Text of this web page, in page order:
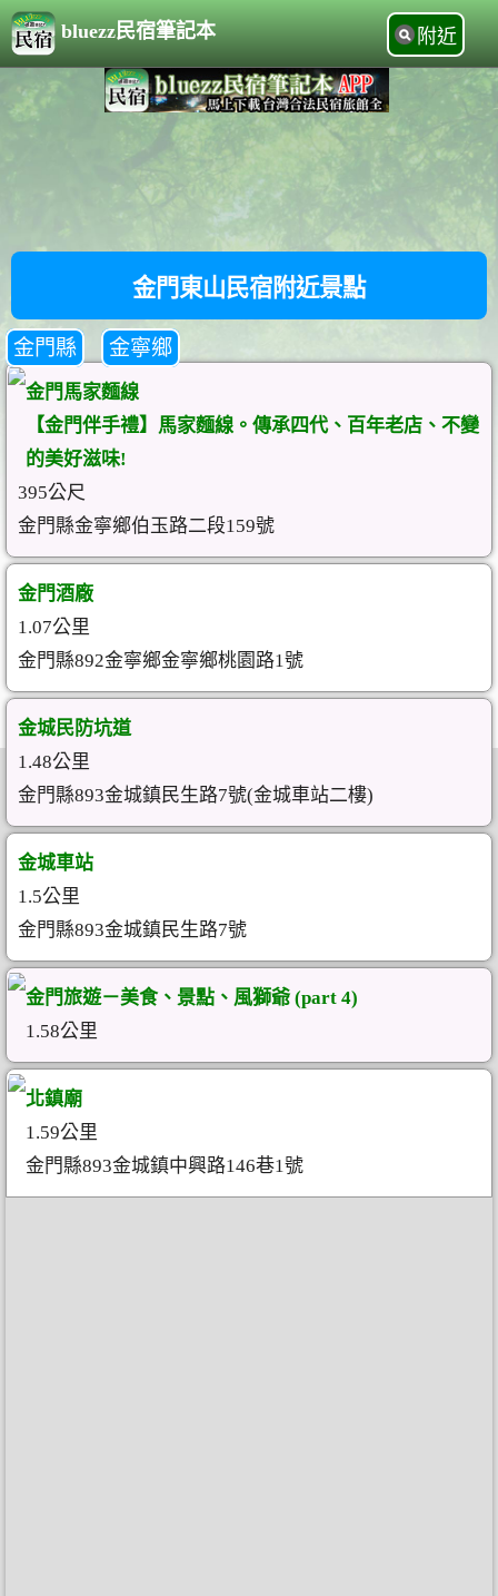
bluezz民宿筆記本 附近
金門東山民宿附近景點
金門縣 金寧鄉
金門馬家麵線
【金門伴手禮】馬家麵線。傳承四代、百年老店、不變
的美好滋味!
395公尺
金門縣金寧鄉伯玉路二段159號
金門酒廠
1.07公里
金門縣892金寧鄉金寧鄉桃園路1號
金城民防坑道
1.48公里
金門縣893金城鎮民生路7號(金城車站二樓)
金城車站
1.5公里
金門縣893金城鎮民生路7號
金門旅遊－美食、景點、風獅爺 (part 4)
1.58公里
北鎮廟
1.59公里
金門縣893金城鎮中興路146巷1號